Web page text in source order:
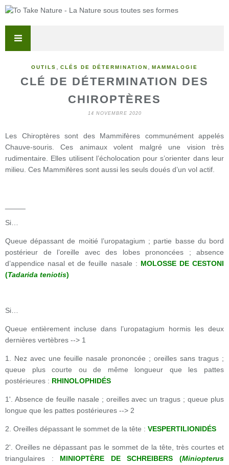
OUTILS CLÉS DE DÉTERMINATION MAMMALOGIE
CLÉ DE DÉTERMINATION DES
CHIROPTÈRES
14 NOVEMBRE 2020
Les Chiroptères sont des Mammifères communément appelés
Chauve-souris. Ces animaux volent malgré une vision très
rudimentaire. Elles utilisent l’écholocation pour s’orienter dans leur
milieu. Ces Mammifères sont aussi les seuls doués d’un vol actif.
Si…
Queue dépassant de moitié l’uropatagium ; partie basse du bord
postérieur de l’oreille avec des lobes prononcées ; absence
d’appendice nasal et de feuille nasale : MOLOSSE DE CESTONI
(Tadarida teniotis)
Si…
Queue entièrement incluse dans l’uropatagium hormis les deux
dernières vertèbres --> 1
1. Nez avec une feuille nasale prononcée ; oreilles sans tragus ;
queue plus courte ou de même longueur que les pattes
postérieures : RHINOLOPHIDÉS
1'. Absence de feuille nasale ; oreilles avec un tragus ; queue plus
longue que les pattes postérieures --> 2
2. Oreilles dépassant le sommet de la tête : VESPERTILIONIDÉS
2'. Oreilles ne dépassant pas le sommet de la tête, très courtes et
triangulaires : MINIOPTÈRE DE SCHREIBERS (Miniopterus